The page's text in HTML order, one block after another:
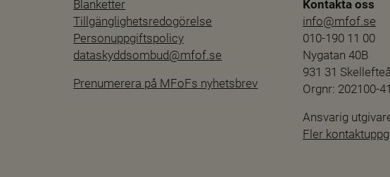
Blanketter
Tillgänglighetsredogörelse
Personuppgiftspolicy
dataskyddsombud@mfof.se
Prenumerera på MFoFs nyhetsbrev
Kontakta oss
info@mfof.se
010-190 11 00
Nygatan 40B
931 31 Skellefteå
Orgnr: 202100-
Ansvarig
Fler